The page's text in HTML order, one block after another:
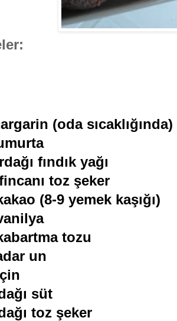
(oda sıcaklığında)
fındık yağı
toz şeker
(8-9 yemek kaşığı)
tozu
un
süt
toz şeker